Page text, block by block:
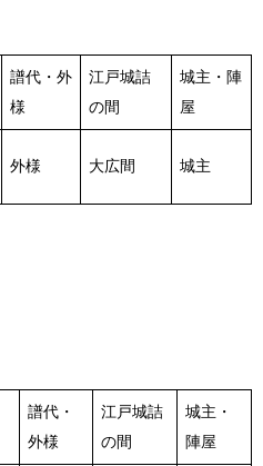
譜代・外
様
江戸城詰
の間
城主・陣
屋
外様 大広間 城主
譜代・
外様
江戸城詰
の間
城主・
陣屋